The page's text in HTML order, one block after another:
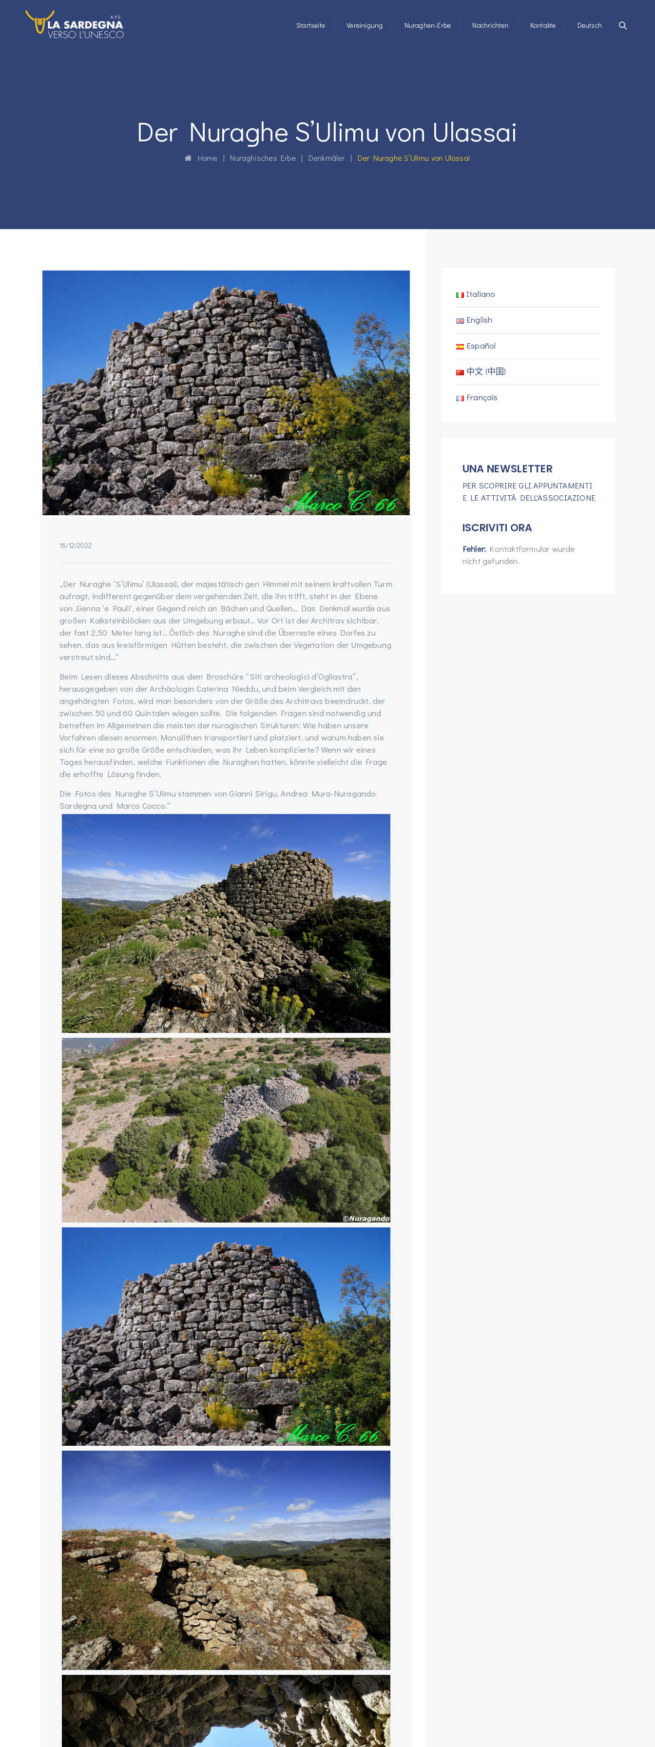
Startseite Vereinigung Nuraghen-Erbe Nachrichten Kontakte Deutsch
Der Nuraghe S’Ulimu von Ulassai
Home | Nuraghisches Erbe| Denkmäler| Der Nuraghe S’Ulimu von Ulassai
16/12/2022
„Der Nuraghe ‘S’Ulimu’ (Ulassai), der majestätisch gen Himmel mit seinem kraftvollen Turm
aufragt, indifferent gegenüber dem vergehenden Zeit, die ihn trifft, steht in der Ebene
von ‚Genna ‘e Pauli‘, einer Gegend reich an Bächen und Quellen… Das Denkmal wurde aus
großen Kalksteinblöcken aus der Umgebung erbaut… Vor Ort ist der Architrav sichtbar,
der fast 2,50 Meter lang ist… Östlich des Nuraghe sind die Überreste eines Dorfes zu
sehen, das aus kreisförmigen Hütten besteht, die zwischen der Vegetation der Umgebung
verstreut sind…“
Beim Lesen dieses Abschnitts aus dem Broschüre “Siti archeologici d’Ogliastra”,
herausgegeben von der Archäologin Caterina Nieddu, und beim Vergleich mit den
angehängten Fotos, wird man besonders von der Größe des Architravs beeindruckt, der
zwischen 50 und 60 Quintalen wiegen sollte. Die folgenden Fragen sind notwendig und
betreffen im Allgemeinen die meisten der nuragischen Strukturen: Wie haben unsere
Vorfahren diesen enormen Monolithen transportiert und platziert, und warum haben sie
sich für eine so große Größe entschieden, was ihr Leben komplizierte? Wenn wir eines
Tages herausfinden, welche Funktionen die Nuraghen hatten, könnte vielleicht die Frage
die erhoffte Lösung finden.
Die Fotos des Nuraghe S’Ulimu stammen von Gianni Sirigu, Andrea Mura-Nuragando
Sardegna und Marco Cocco.“
Italiano
English
Español
中文 (中国)
Français
UNA NEWSLETTER
PER SCOPRIRE GLI APPUNTAMENTI
E LE ATTIVITÀ DELL'ASSOCIAZIONE
ISCRIVITI ORA
Fehler: Kontaktformular wurde
nicht gefunden.